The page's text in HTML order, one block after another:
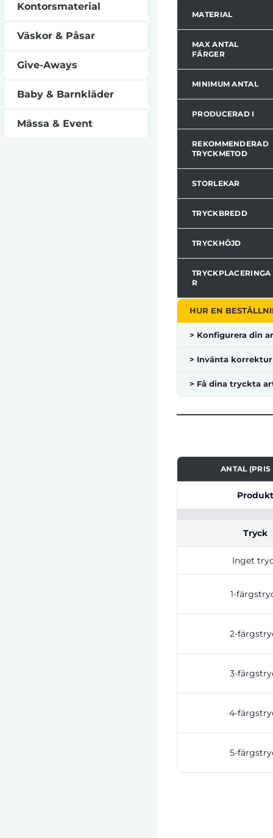
Kontorsmaterial
Väskor & Påsar
Give-Aways
Baby & Barnkläder
Mässa & Event
MATERIAL
MAX ANTAL
FÄRGER
MINIMUM ANTAL
PRODUCERAD I
REKOMMENDERAD
TRYCKMETOD
STORLEKAR
TRYCKBREDD
TRYCKHÖJD
TRYCKPLACERINGA
R
HUR EN
> Konfigurera din
> Invänta korrektur
> Få dina tryckta
ANTAL (PRIS
Produkt
Tryck
Inget
1-
2-
3-
4-
5-